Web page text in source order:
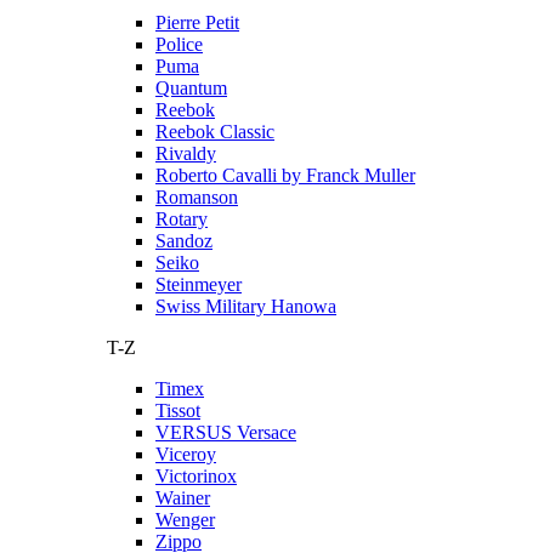
Pierre Petit
Police
Puma
Quantum
Reebok
Reebok Classic
Rivaldy
Roberto Cavalli by Franck Muller
Romanson
Rotary
Sandoz
Seiko
Steinmeyer
Swiss Military Hanowa
T-Z
Timex
Tissot
VERSUS Versace
Viceroy
Victorinox
Wainer
Wenger
Zippo